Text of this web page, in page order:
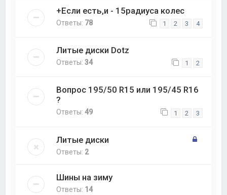
+Если есть,и - 15радиуса колес
Ответы: 78 1 2 3 4
Литые диски Dotz
Ответы:34 1 2
Вопрос 195/50 R15 или 195/45 R16
?
Ответы:49 1 2 3
Литые диски
Ответы: 2
Шины на зиму
Ответы: 14